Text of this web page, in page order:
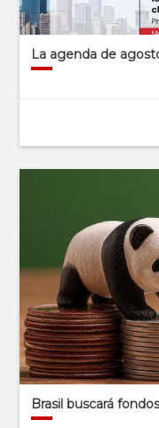
La agenda de
Brasil buscará